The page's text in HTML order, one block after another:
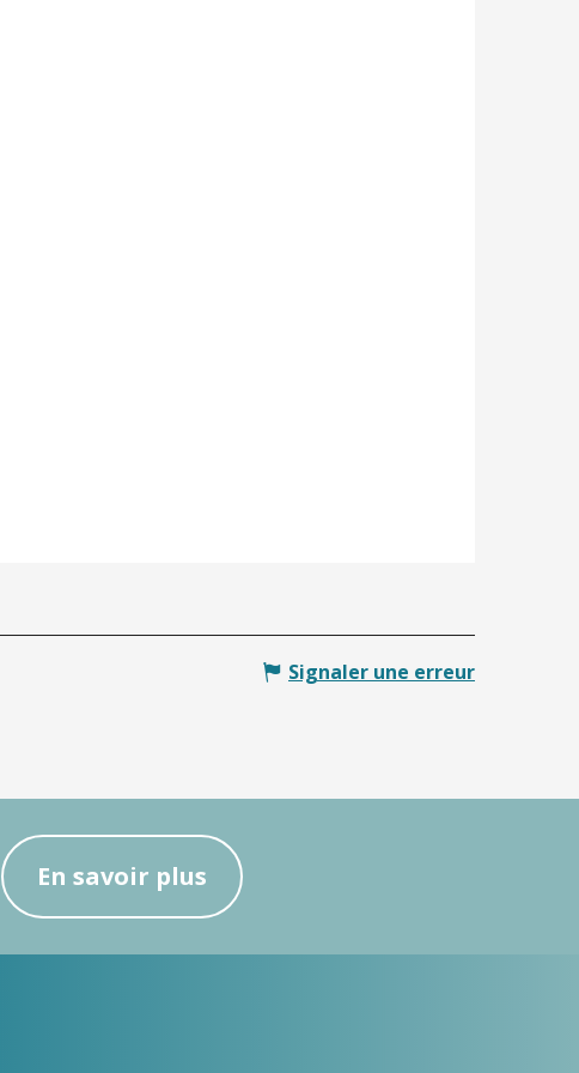
Signaler une erreur
En savoir plus